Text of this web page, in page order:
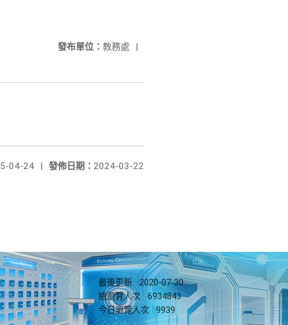
發布單位： 教務處 |
發佈日期： 2024-03-22
04-24 |
最後更新
2020-07-30
總瀏覽人次
6934843
今日瀏覽人次
9939